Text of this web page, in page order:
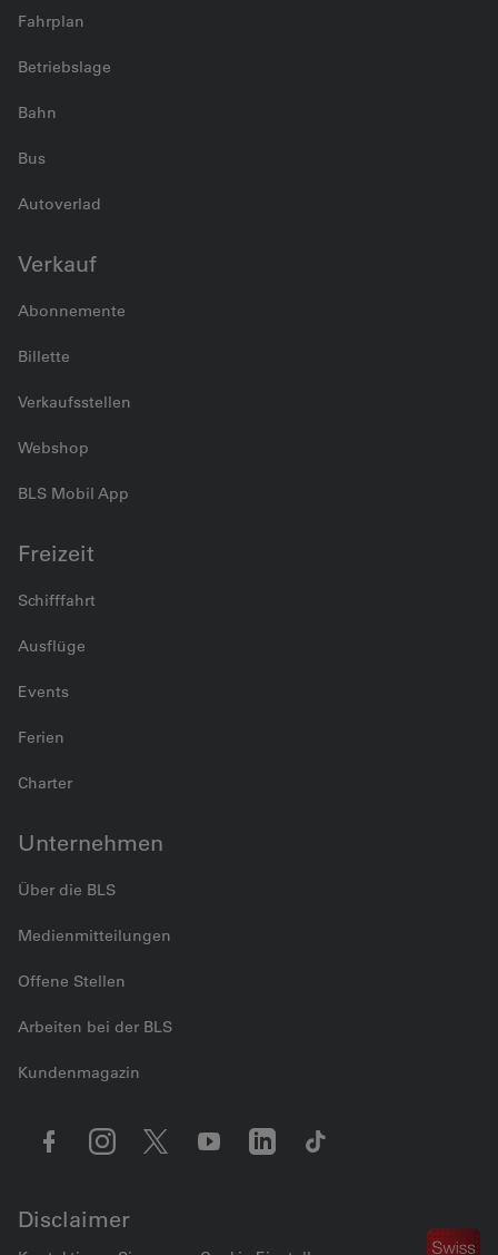
Fahrplan
Betriebslage
Bahn
Bus
Autoverlad
Verkauf
Abonnemente
Billette
Verkaufsstellen
Webshop
BLS Mobil App
Freizeit
Schifffahrt
Ausflüge
Events
Ferien
Charter
Unternehmen
Über die BLS
Medienmitteilungen
Offene Stellen
Arbeiten bei der BLS
Kundenmagazin
Disclaimer